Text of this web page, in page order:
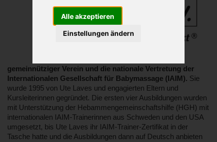
Alle akzeptieren
Einstellungen ändern
gemeinnütziger Verein und die nationale Vertretung der
Internationalen Gesellschaft für Babymassage (IAIM). Sie
wurde 1995 von Ute Laves und engagierten Eltern und
Kursleiterinnen gegründet. Die ersten vier Ausbildungen wurden
mit Unterstützung der Hebammengemeinschaftshilfe (HGH) mit
internationalen IAIM-Trainerinnen aus Schweden und den USA
umgesetzt, bis Ute Laves ihr IAIM-Trainer-Zertifikat in der
Tasche hatte und die Ausbildungen dann auf Deutsch anbieten